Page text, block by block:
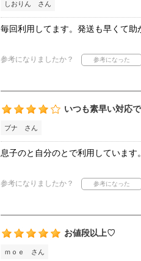
しおりん さん
毎回利用してます。発送も早くて助
参考になりましたか？
いつも素早い対応で
ブナ さん
息子のと自分のとで利用しています
参考になりましたか？
お値段以上♡
ｍｏｅ さん